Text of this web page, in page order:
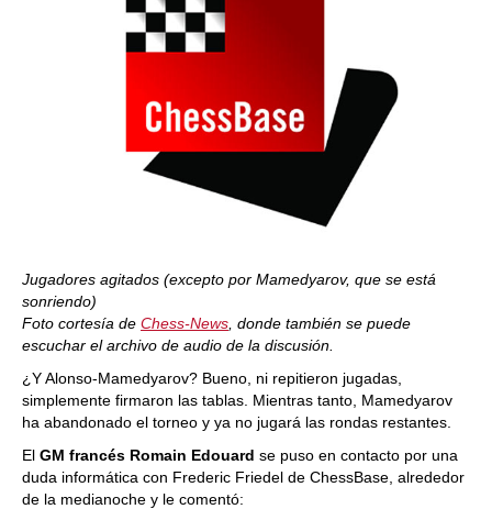
Jugadores agitados (excepto por Mamedyarov, que se está
sonriendo)
Foto cortesía de Chess-News , donde también se puede
escuchar el archivo de audio de la discusión.
¿Y Alonso-Mamedyarov? Bueno, ni repitieron jugadas,
simplemente firmaron las tablas. Mientras tanto, Mamedyarov
ha abandonado el torneo y ya no jugará las rondas restantes.
El GM francés Romain Edouard se puso en contacto por una
duda informática con Frederic Friedel de ChessBase, alrededor
de la medianoche y le comentó: